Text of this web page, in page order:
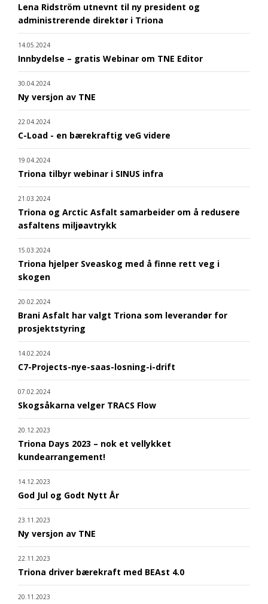
Lena Ridström utnevnt til ny president og
administrerende direktør i Triona
14.05.2024
Innbydelse – gratis Webinar om TNE Editor
30.04.2024
Ny versjon av TNE
22.04.2024
C-Load - en bærekraftig veG videre
19.04.2024
Triona tilbyr webinar i SINUS infra
21.03.2024
Triona og Arctic Asfalt samarbeider om å redusere
asfaltens miljøavtrykk
15.03.2024
Triona hjelper Sveaskog med å finne rett veg i
skogen
20.02.2024
Brani Asfalt har valgt Triona som leverandør for
prosjektstyring
14.02.2024
C7-Projects-nye-saas-losning-i-drift
07.02.2024
Skogsåkarna velger TRACS Flow
20.12.2023
Triona Days 2023 – nok et vellykket
kundearrangement!
14.12.2023
God Jul og Godt Nytt År
23.11.2023
Ny versjon av TNE
22.11.2023
Triona driver bærekraft med BEAst 4.0
20.11.2023